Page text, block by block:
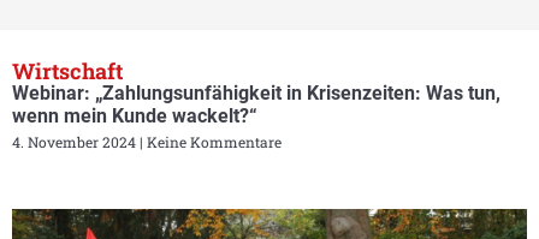
Wirtschaft
Webinar: „Zahlungsunfähigkeit in Krisenzeiten: Was tun,
wenn mein Kunde wackelt?“
4. November 2024 Keine Kommentare